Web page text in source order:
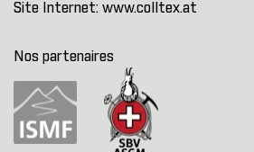
Site Internet: www.colltex.at
Nos partenaires